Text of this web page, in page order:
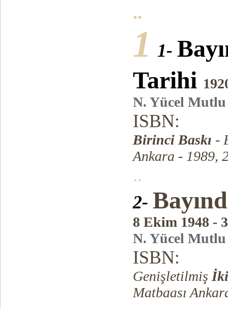
..
1 1-
Tarihi
N. Yücel Mutlu
ISBN:
Birinci Baskı -
Ankara - 1989,
..
2-
8 Ekim 1948 -
N. Yücel
ISBN:
Genişletilmiş
Matbaası